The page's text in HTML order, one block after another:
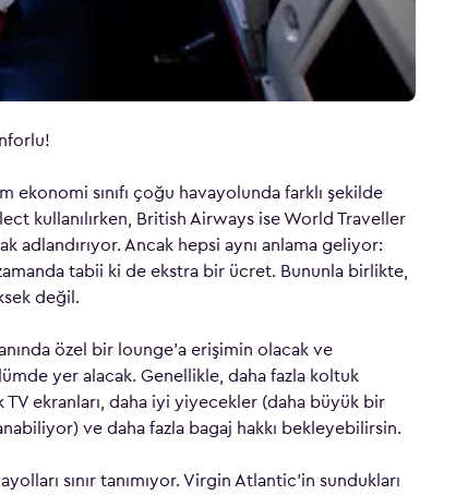
ekonomi sınıfı çoğu havayolunda farklı şekilde
kullanılırken, British Airways ise World Traveller
adlandırıyor. Ancak hepsi aynı anlama geliyor:
tabii ki de ekstra bir ücret. Bununla birlikte,
değil.
özel bir lounge’a erişimin olacak ve
yer alacak. Genellikle, daha fazla koltuk
TV ekranları, daha iyi yiyecekler (daha büyük bir
ve daha fazla bagaj hakkı bekleyebilirsin.
sınır tanımıyor. Virgin Atlantic’in sundukları